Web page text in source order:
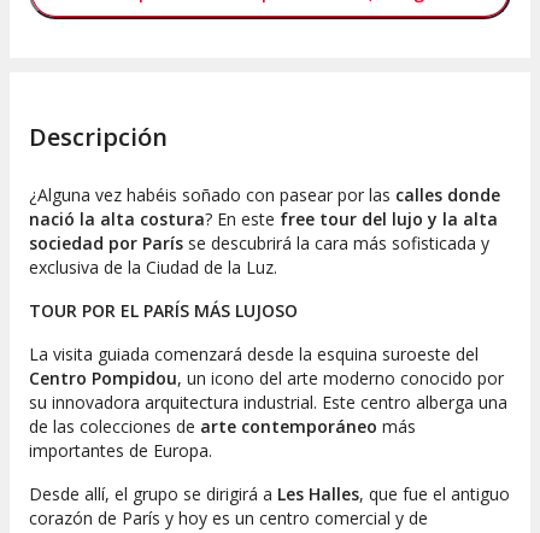
Descripción
¿Alguna vez habéis soñado con pasear por las calles donde
nació la alta costura? En este free tour del lujo y la alta
sociedad por París se descubrirá la cara más sofisticada y
exclusiva de la Ciudad de la Luz.
TOUR POR EL PARÍS MÁS LUJOSO
La visita guiada comenzará desde la esquina suroeste del
Centro Pompidou, un icono del arte moderno conocido por
su innovadora arquitectura industrial. Este centro alberga una
de las colecciones de arte contemporáneo más
importantes de Europa.
Desde allí, el grupo se dirigirá a Les Halles, que fue el antiguo
corazón de París y hoy es un centro comercial y de